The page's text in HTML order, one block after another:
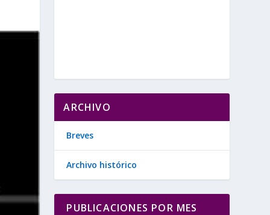
ARCHIVO
Breves
Archivo histórico
PUBLICACIONES POR MES